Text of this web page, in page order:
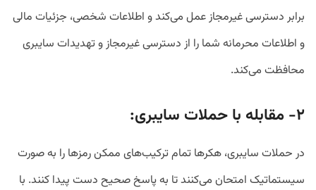
برابر دسترسی غیرمجاز عمل می‌کند و اطلاعات شخصی، جزئیات مالی
و اطلاعات محرمانه شما را از دسترسی غیرمجاز و تهدیدات سایبری
محافظت می‌کند.
۲- مقابله با حملات سایبری:
در حملات سایبری، هکرها تمام ترکیب‌های ممکن رمزها را به صورت
سیستماتیک امتحان می‌کنند تا به پاسخ صحیح دست پیدا کنند. با